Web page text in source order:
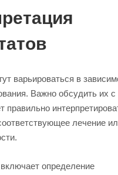
варьироваться в
Важно обсудить их
правильно
лечение
определение